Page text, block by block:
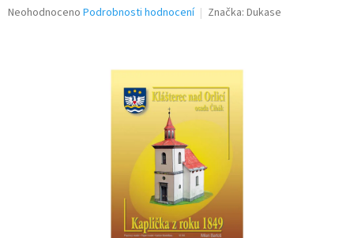
Průměrné
Neohodnoceno Podrobnosti hodnocení Značka: Dukase